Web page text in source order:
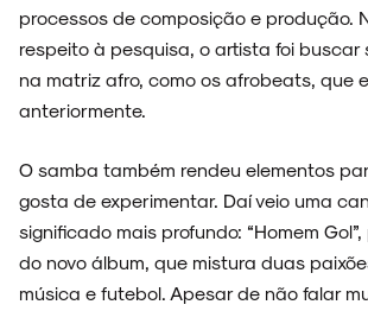
processos de composição e produção.
respeito à pesquisa, o artista foi buscar
na matriz afro, como os afrobeats, que
anteriormente.
O samba também rendeu elementos
gosta de experimentar. Daí veio uma
significado mais profundo: “Homem
do novo álbum, que mistura duas
música e futebol. Apesar de não falar